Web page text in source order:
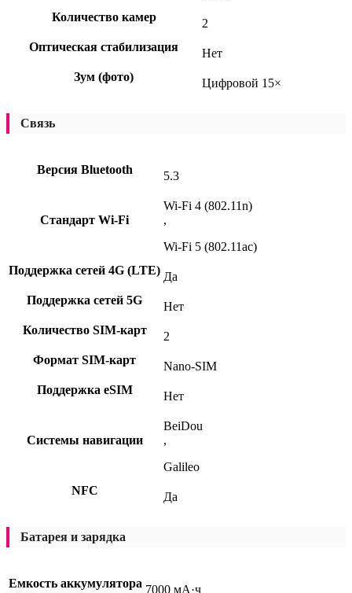
Количество камер
2
Оптическая стабилизация
Нет
Зум (фото)
Цифровой 15×
Связь
Версия Bluetooth 5.3
Стандарт Wi-Fi
Wi-Fi 4 (802.11n)
,
Wi-Fi 5 (802.11ac)
Поддержка сетей 4G (LTE) Да
Поддержка сетей 5G
Нет
Количество SIM-карт
2
Формат SIM-карт
Nano-SIM
Поддержка eSIM
Нет
Системы навигации
BeiDou
,
Galileo
NFC
Да
Батарея и зарядка
Емкость аккумулятора 7000 мА·ч